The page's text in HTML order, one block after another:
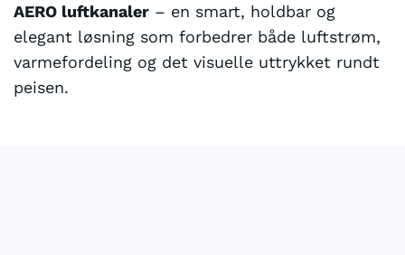
AERO luftkanaler – en smart, holdbar og
elegant løsning som forbedrer både luftstrøm,
varmefordeling og det visuelle uttrykket rundt
peisen.